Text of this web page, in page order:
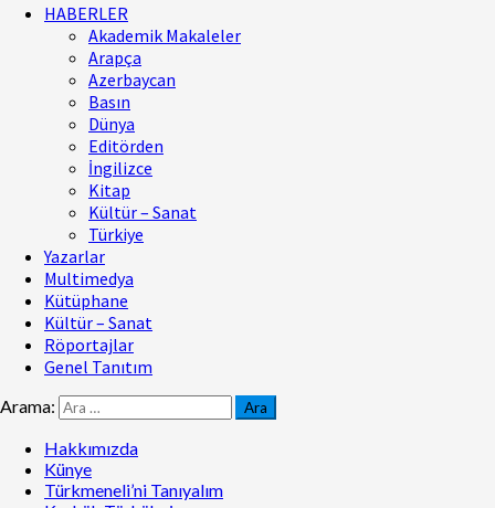
HABERLER
Akademik Makaleler
Arapça
Azerbaycan
Basın
Dünya
Editörden
İngilizce
Kitap
Kültür – Sanat
Türkiye
Yazarlar
Multimedya
Kütüphane
Kültür – Sanat
Röportajlar
Genel Tanıtım
Arama:
Hakkımızda
Künye
Türkmeneli’ni Tanıyalım